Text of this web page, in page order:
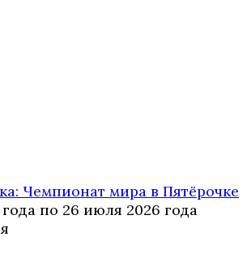
Чемпионат мира в Пятёрочке
по 26 июля 2026 года